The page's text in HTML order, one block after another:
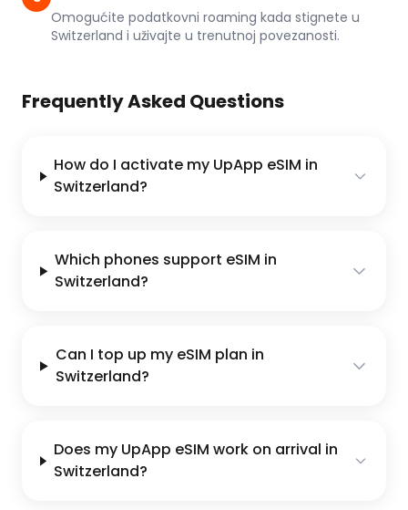
Omogućite podatkovni roaming kada stignete u
Switzerland i uživajte u trenutnoj povezanosti.
Frequently Asked Questions
How do I activate my UpApp eSIM in
Switzerland?
Which phones support eSIM in
Switzerland?
Can I top up my eSIM plan in
Switzerland?
Does my UpApp eSIM work on arrival in
Switzerland?